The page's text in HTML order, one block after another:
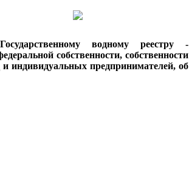
водному реестру -
собственности, собственности
индивидуальных предпринимателей, об